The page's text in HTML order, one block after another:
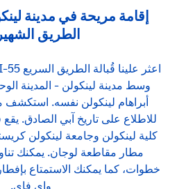
إقامة مريحة في مدينة
الطريق الشهير 66
وسط مدينة لينكولن - المدينة
أبراهام لينكولن نفسه.
كلية لينكولن وجامعة لينكولن
مطار مقاطعة لوجان. يمكنك
خطوات، كما يمكنك الاستمتاع
واي فاي.